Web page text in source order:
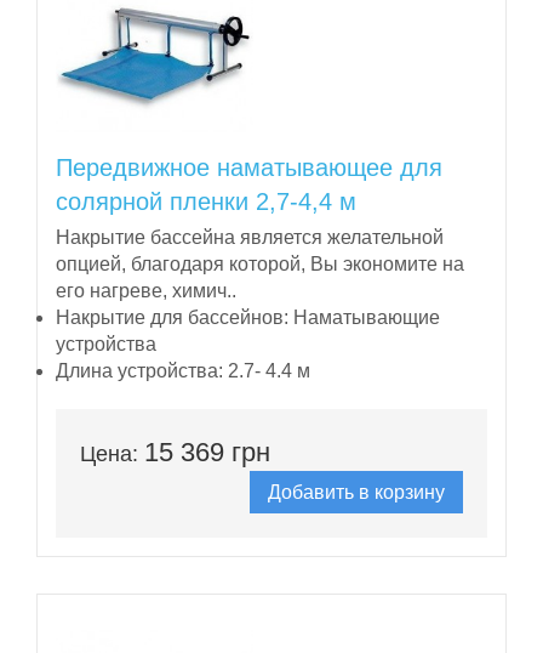
Передвижное наматывающее для
солярной пленки 2,7-4,4 м
Накрытие бассейна является желательной
опцией, благодаря которой, Вы экономите на
его нагреве, химич..
Накрытие для бассейнов: Наматывающие
устройства
Длина устройства: 2.7- 4.4 м
Цена: 15 369 грн
Добавить в корзину